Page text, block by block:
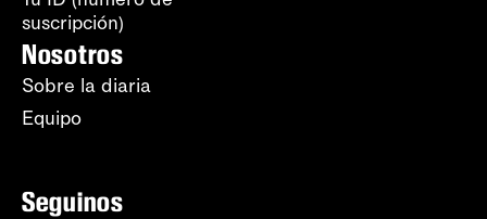
suscripción)
Nosotros
Sobre la diaria
Equipo
Seguinos